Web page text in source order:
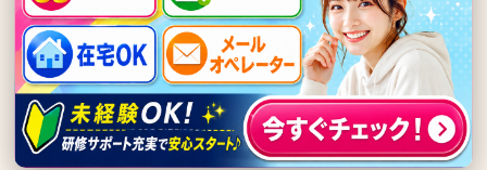
境をいかに安全に保つか、これは在宅ワーカーにとって
特に重要な課題であると私は認識しています。
次に、「デジタルセキュリティ」についてです。こちらは、使
用するPCやネットワーク環境、ソフトウェアなど、技術的